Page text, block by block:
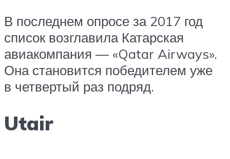
В последнем опросе за 2017 год
список возглавила Катарская
авиакомпания — «Qatar Airways».
Она становится победителем уже
в четвертый раз подряд.
Utair